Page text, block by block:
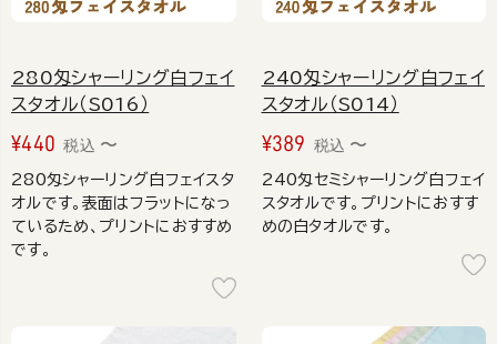
280匁シャーリング白フェイ
スタオル（S016）
¥440 税込 〜
280匁シャーリング白フェイスタ
オルです。表面はフラットになっ
ているため、プリントにおすすめ
です。
240匁シャーリング白フェイ
スタオル（S014）
¥389 税込 〜
240匁セミシャーリング白フェイ
スタオルです。プリントにおすす
めの白タオルです。